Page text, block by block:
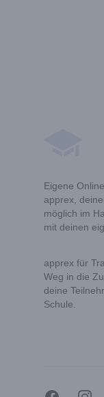
Eigene
apprex,
möglich im
mit deinen
apprex für
Weg in die
deine
Schule.